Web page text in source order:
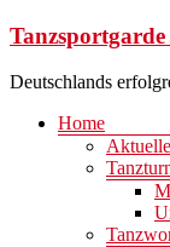
Zum
springen
Deutschlands
Menü
Home